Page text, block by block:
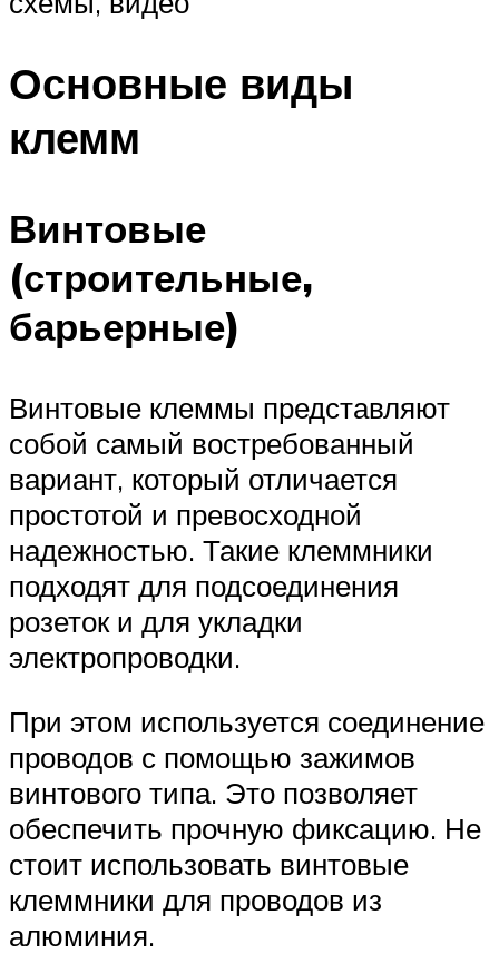
Основные виды
клемм
Винтовые
(строительные,
барьерные)
Винтовые клеммы представляют
собой самый востребованный
вариант, который отличается
простотой и превосходной
надежностью. Такие клеммники
подходят для подсоединения
розеток и для укладки
электропроводки.
При этом используется соединение
проводов с помощью зажимов
винтового типа. Это позволяет
обеспечить прочную фиксацию. Не
стоит использовать винтовые
клеммники для проводов из
алюминия.